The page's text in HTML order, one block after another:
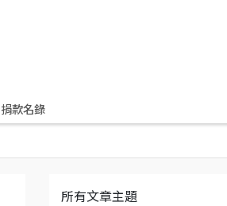
捐款名錄
所有文章主題